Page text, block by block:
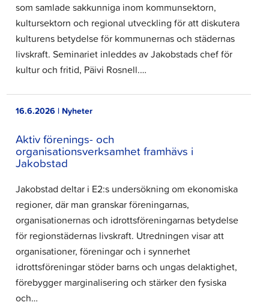
som samlade sakkunniga inom kommunsektorn,
kultursektorn och regional utveckling för att diskutera
kulturens betydelse för kommunernas och städernas
livskraft. Seminariet inleddes av Jakobstads chef för
kultur och fritid, Päivi Rosnell.…
16.6.2026 | Nyheter
Aktiv förenings- och
organisationsverksamhet framhävs i
Jakobstad
Jakobstad deltar i E2:s undersökning om ekonomiska
regioner, där man granskar föreningarnas,
organisationernas och idrottsföreningarnas betydelse
för regionstädernas livskraft. Utredningen visar att
organisationer, föreningar och i synnerhet
idrottsföreningar stöder barns och ungas delaktighet,
förebygger marginalisering och stärker den fysiska
och…